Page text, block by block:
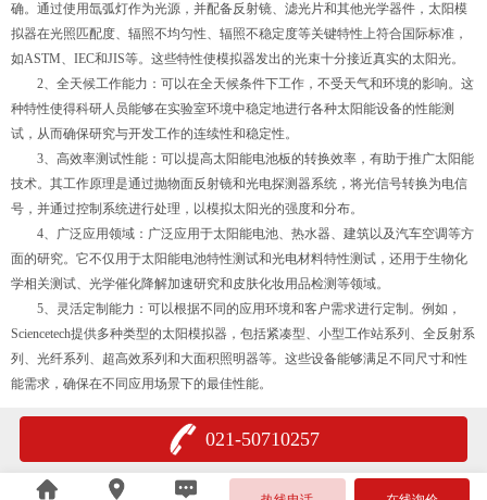
确。通过使用氙弧灯作为光源，并配备反射镜、滤光片和其他光学器件，太阳模
拟器在光照匹配度、辐照不均匀性、辐照不稳定度等关键特性上符合国际标准，
如ASTM、IEC和JIS等。这些特性使模拟器发出的光束十分接近真实的太阳光。
2、全天候工作能力：可以在全天候条件下工作，不受天气和环境的影响。这
种特性使得科研人员能够在实验室环境中稳定地进行各种太阳能设备的性能测
试，从而确保研究与开发工作的连续性和稳定性。
3、高效率测试性能：可以提高太阳能电池板的转换效率，有助于推广太阳能
技术。其工作原理是通过抛物面反射镜和光电探测器系统，将光信号转换为电信
号，并通过控制系统进行处理，以模拟太阳光的强度和分布。
4、广泛应用领域：广泛应用于太阳能电池、热水器、建筑以及汽车空调等方
面的研究。它不仅用于太阳能电池特性测试和光电材料特性测试，还用于生物化
学相关测试、光学催化降解加速研究和皮肤化妆用品检测等领域。
5、灵活定制能力：可以根据不同的应用环境和客户需求进行定制。例如，
Sciencetech提供多种类型的太阳模拟器，包括紧凑型、小型工作站系列、全反射系
列、光纤系列、超高效系列和大面积照明器等。这些设备能够满足不同尺寸和性
能需求，确保在不同应用场景下的最佳性能。
021-50710257